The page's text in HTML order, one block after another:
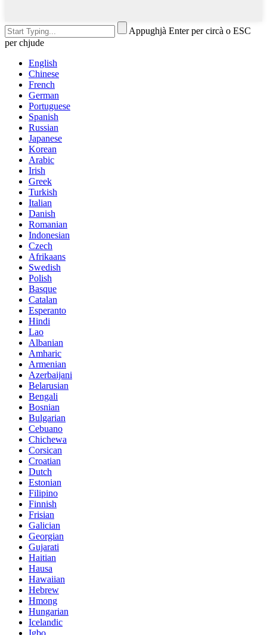
Appughjà Enter per circà o ESC
per chjude
English
Chinese
French
German
Portuguese
Spanish
Russian
Japanese
Korean
Arabic
Irish
Greek
Turkish
Italian
Danish
Romanian
Indonesian
Czech
Afrikaans
Swedish
Polish
Basque
Catalan
Esperanto
Hindi
Lao
Albanian
Amharic
Armenian
Azerbaijani
Belarusian
Bengali
Bosnian
Bulgarian
Cebuano
Chichewa
Corsican
Croatian
Dutch
Estonian
Filipino
Finnish
Frisian
Galician
Georgian
Gujarati
Haitian
Hausa
Hawaiian
Hebrew
Hmong
Hungarian
Icelandic